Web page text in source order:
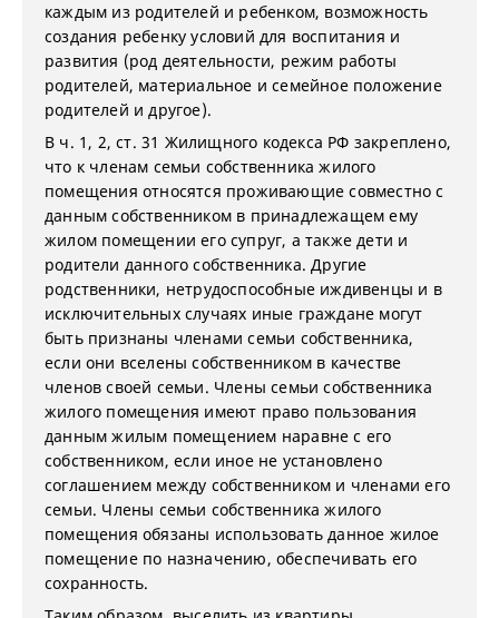
каждым из родителей и ребенком, возможность
создания ребенку условий для воспитания и
развития (род деятельности, режим работы
родителей, материальное и семейное положение
родителей и другое).
В ч. 1, 2, ст. 31 Жилищного кодекса РФ закреплено,
что к членам семьи собственника жилого
помещения относятся проживающие совместно с
данным собственником в принадлежащем ему
жилом помещении его супруг, а также дети и
родители данного собственника. Другие
родственники, нетрудоспособные иждивенцы и в
исключительных случаях иные граждане могут
быть признаны членами семьи собственника,
если они вселены собственником в качестве
членов своей семьи. Члены семьи собственника
жилого помещения имеют право пользования
данным жилым помещением наравне с его
собственником, если иное не установлено
соглашением между собственником и членами его
семьи. Члены семьи собственника жилого
помещения обязаны использовать данное жилое
помещение по назначению, обеспечивать его
сохранность.